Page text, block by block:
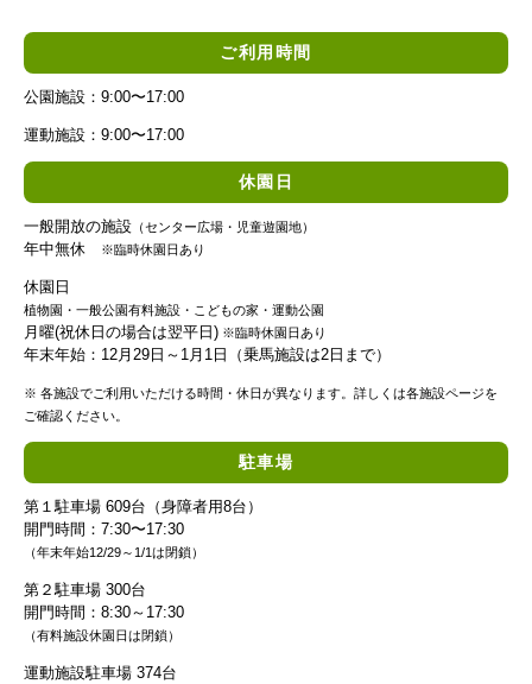
ご利用時間
公園施設：9:00〜17:00
運動施設：9:00〜17:00
休園日
一般開放の施設 （センター広場・児童遊園地）
年中無休 ※臨時休園日あり
休園日
植物園・一般公園有料施設・こどもの家・運動公園
月曜(祝休日の場合は翌平日) ※臨時休園日あり
年末年始：12月29日～1月1日（乗馬施設は2日まで）
※ 各施設でご利用いただける時間・休日が異なります。詳しくは各施設ページを
ご確認ください。
駐車場
第１駐車場 609台（身障者用8台）
開門時間：7:30〜17:30
（年末年始12/29～1/1は閉鎖）
第２駐車場 300台
開門時間：8:30～17:30
（有料施設休園日は閉鎖）
運動施設駐車場 374台